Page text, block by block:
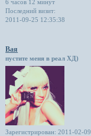
6 часов 12 минут
Последний визит:
2011-09-25 12:35:38
Вая
пустите меня в реал ХД)
Зарегистрирован: 2011-02-09